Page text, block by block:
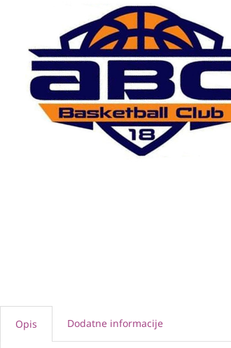
Opis Dodatne informacije